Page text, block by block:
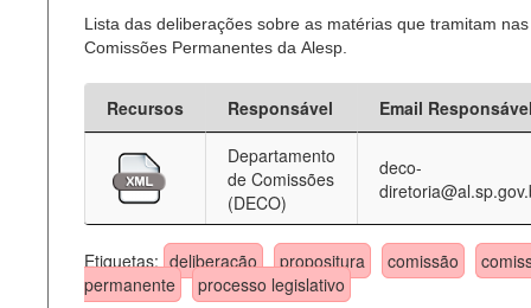
Lista das deliberações sobre as matérias que tramitam nas
Comissões Permanentes da Alesp.
Recursos Responsável
Email
Departamento
de Comissões
(DECO)
deco-
Etiquetas: deliberação propositura comissão
permanente
processo legislativo